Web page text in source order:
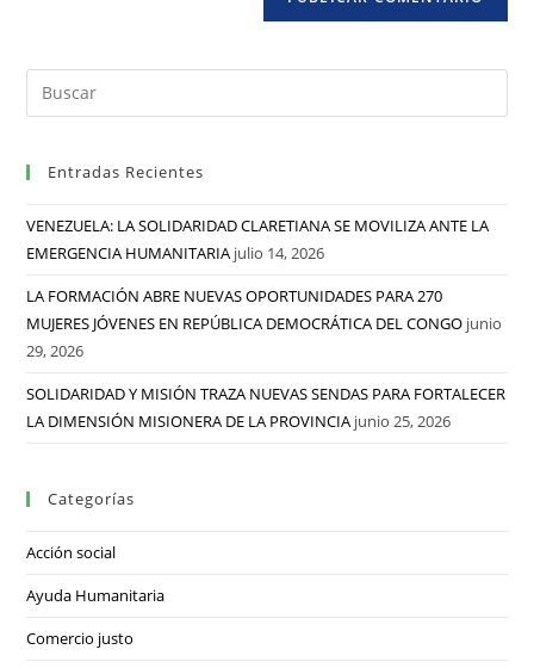
Entradas Recientes
VENEZUELA: LA SOLIDARIDAD CLARETIANA SE MOVILIZA ANTE LA
EMERGENCIA HUMANITARIA julio 14, 2026
LA FORMACIÓN ABRE NUEVAS OPORTUNIDADES PARA 270
MUJERES JÓVENES EN REPÚBLICA DEMOCRÁTICA DEL CONGO junio
29, 2026
SOLIDARIDAD Y MISIÓN TRAZA NUEVAS SENDAS PARA FORTALECER
LA DIMENSIÓN MISIONERA DE LA PROVINCIA junio 25, 2026
Categorías
Acción social
Ayuda Humanitaria
Comercio justo